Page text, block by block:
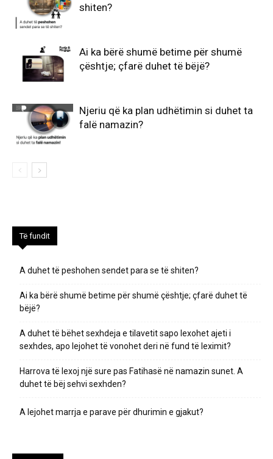
shiten?
Ai ka bërë shumë betime për shumë
çështje; çfarë duhet të bëjë?
Njeriu që ka plan udhëtimin si duhet ta
falë namazin?
Të fundit
A duhet të peshohen sendet para se të shiten?
Ai ka bërë shumë betime për shumë çështje; çfarë duhet të
bëjë?
A duhet të bëhet sexhdeja e tilavetit sapo lexohet ajeti i
sexhdes, apo lejohet të vonohet deri në fund të leximit?
Harrova të lexoj një sure pas Fatihasë në namazin sunet. A
duhet të bëj sehvi sexhden?
A lejohet marrja e parave për dhurimin e gjakut?